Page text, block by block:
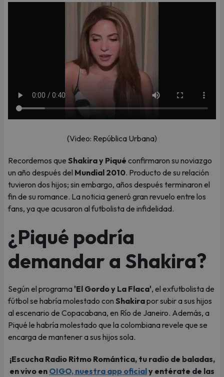
(Video: República Urbana)
Recordemos que Shakira y Piqué confirmaron su noviazgo
un año después del Mundial 2010. Producto de su relación
tuvieron dos hijos; sin embargo, años después terminaron el
fin de su romance. La noticia generó gran revuelo entre los
fans, ya que acusaron al futbolista de infidelidad.
¿Piqué podría
demandar a Shakira?
Según el programa 'El Gordo y La Flaca', el exfutbolista de
fútbol se habría molestado con Shakirapor subir a sus hijos
al escenario de Copacabana, en Río de Janeiro. Además, a
Piqué le habría molestado que la colombiana revele que se
encarga de mantener a sus hijos sola.
¡Escucha Radio Ritmo Romántica, tu radio de baladas,
en vivo en OIGO, nuestra app oficialy entérate de las